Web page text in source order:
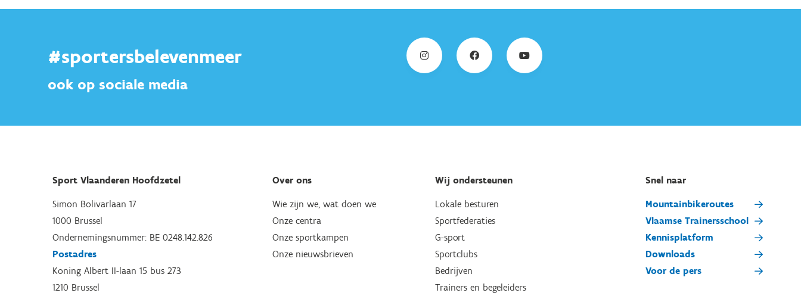
#sportersbelevenmeer
ook op sociale media
Sport Vlaanderen Hoofdzetel
Simon Bolivarlaan 17
1000 Brussel
Ondernemingsnummer: BE 0248.142.826
Postadres
Koning Albert II-laan 15 bus 273
1210 Brussel
Over ons
Wie zijn we, wat doen we
Onze centra
Onze sportkampen
Onze nieuwsbrieven
Wij ondersteunen
Lokale besturen
Sportfederaties
G-sport
Sportclubs
Bedrijven
Trainers en begeleiders
Snel naar
Mountainbikeroutes
Vlaamse Trainersschool
Kennisplatform
Downloads
Voor de pers